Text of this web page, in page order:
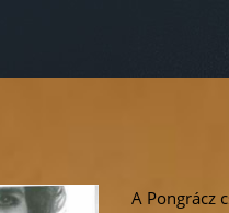
A Pongrácz